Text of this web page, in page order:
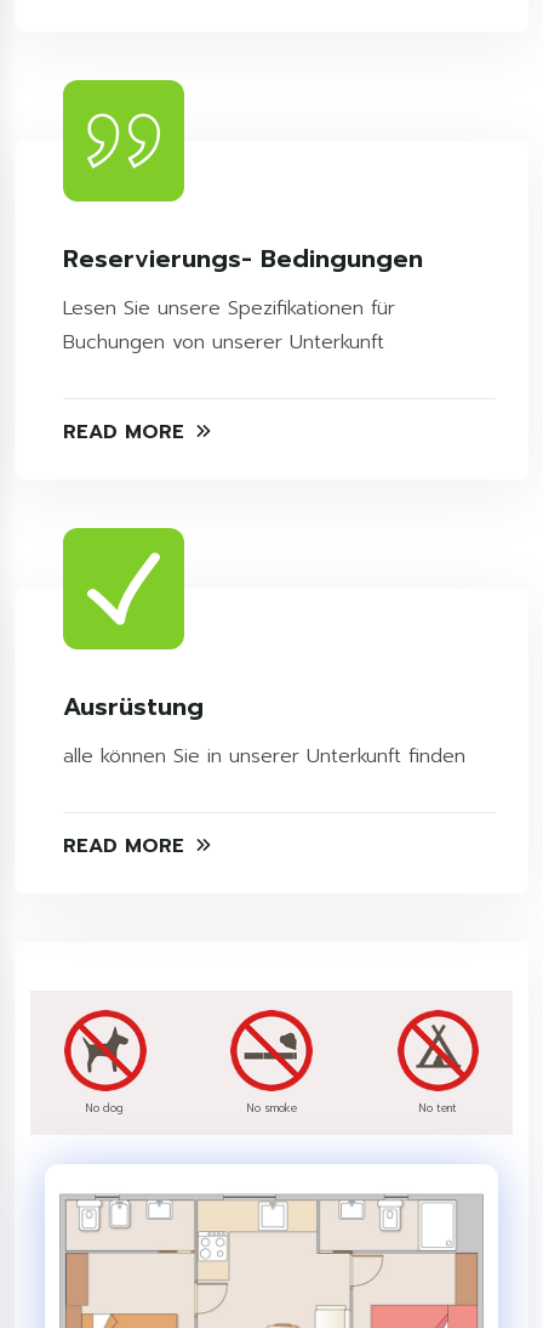
Reservierungs- Bedingungen
Lesen Sie unsere Spezifikationen für
Buchungen von unserer Unterkunft
READ MORE
Ausrüstung
alle können Sie in unserer Unterkunft finden
READ MORE
No dog No smoke No tent